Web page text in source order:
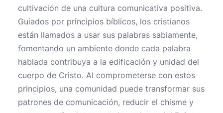
cultivación de una cultura comunicativa positiva.
Guiados por principios bíblicos, los cristianos
están llamados a usar sus palabras sabiamente,
fomentando un ambiente donde cada palabra
hablada contribuya a la edificación y unidad del
cuerpo de Cristo. Al comprometerse con estos
principios, una comunidad puede transformar sus
patrones de comunicación, reducir el chisme y